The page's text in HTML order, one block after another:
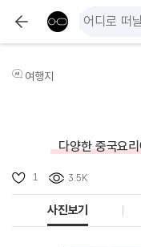
여행지
다양한 중국요
1 3.5K
사진보기